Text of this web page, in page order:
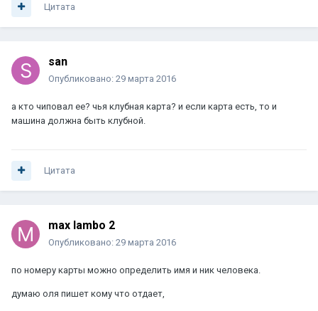
Цитата
san
Опубликовано: 29 марта 2016
а кто чиповал ее? чья клубная карта? и если карта есть, то и
машина должна быть клубной.
Цитата
max lambo 2
Опубликовано: 29 марта 2016
по номеру карты можно определить имя и ник человека.
думаю оля пишет кому что отдает,